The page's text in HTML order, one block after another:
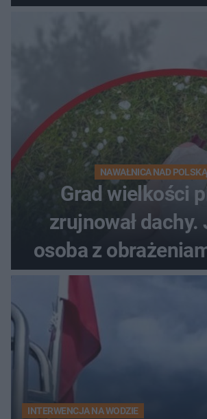
NAWAŁNICA NAD POLSKĄ
Grad wielkości
zrujnował dachy.
osoba z
do szpitala
INTERWENCJA NA WODZIE